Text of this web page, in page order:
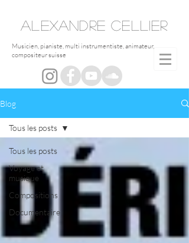
ALEXANDRE CELLIER
Musicien, pianiste, multi instrumentiste, animateur,
compositeur suisse
Blog
Tous les posts
Voyage et
musique
Compositions
Documentaire
Tous les posts